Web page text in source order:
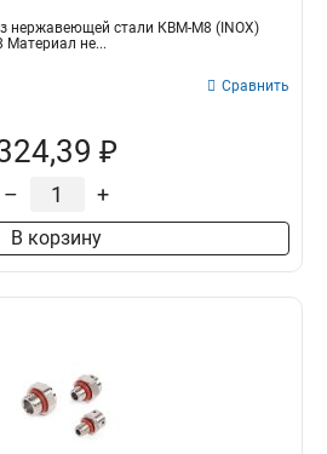
нержавеющей стали КВМ-М8 (INOX)
Материал не...
Сравнить
₽
– +
В корзину